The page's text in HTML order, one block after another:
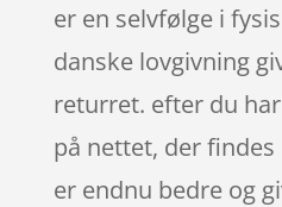
er en selvfølge i
danske lovgivning
returret. efter du
på nettet, der
er endnu bedre og